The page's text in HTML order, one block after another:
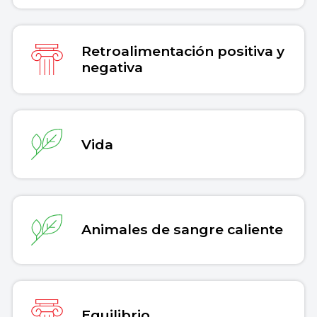
Retroalimentación positiva y
negativa
Vida
Animales de sangre caliente